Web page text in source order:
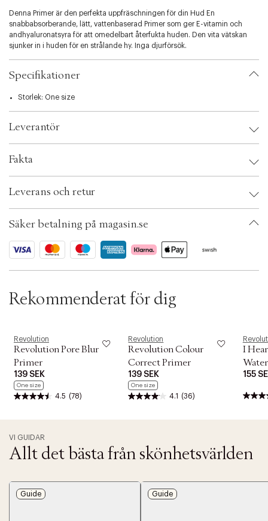
.
v
a
r
i
a
t
n
.
e
l
c
t
o
n
Denna Primer är den perfekta uppfräschningen för din Hud En
snabbabsorberande, lätt, vattenbaserad Primer som ger E-vitamin och
andhyaluronatsyra för att omedelbart återfukta huden. Den vita vätskan
sjunker in i huden för en strålande hy. Inga djurförsök.
Specifikationer
Storlek: One size
Leverantör
Fakta
EAN: 5057566065054
ID: AETE10-0008
Leverans och retur
Säker betalning på magasin.se
Rekommenderat för dig
Revolution
Revolution Pore Blur
Primer
139 SEK
One size
4.5 (78)
Revolution
Revolution Colour
Correct Primer
139 SEK
One size
4.1 (36)
I
155
VI GUIDAR
Allt det bästa från skönhetsvärlden
Guide Guide